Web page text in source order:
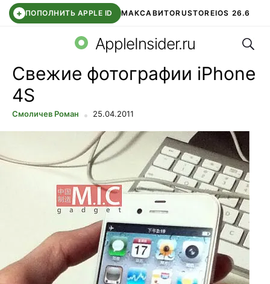
+ ПОПОЛНИТЬ APPLE ID МАКСАВИТОRUSTOREIOS 26.6
СБЕР КИДС ВТБ ОНЛАЙН ЧАТ В ROBLOX
AppleInsider.ru
Свежие фотографии iPhone
4S
Смоличев Роман 25.04.2011